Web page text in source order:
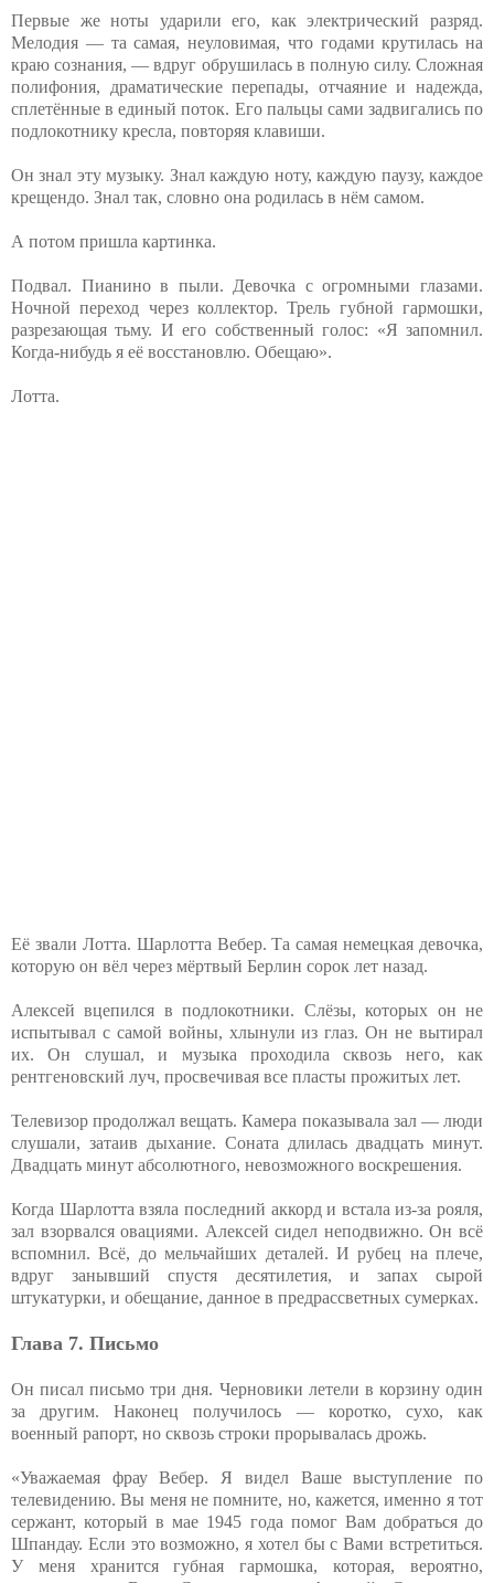
Первые же ноты ударили его, как электрический разряд.
Мелодия — та самая, неуловимая, что годами крутилась на
краю сознания, — вдруг обрушилась в полную силу. Сложная
полифония, драматические перепады, отчаяние и надежда,
сплетённые в единый поток. Его пальцы сами задвигались по
подлокотнику кресла, повторяя клавиши.
Он знал эту музыку. Знал каждую ноту, каждую паузу, каждое
крещендо. Знал так, словно она родилась в нём самом.
А потом пришла картинка.
Подвал. Пианино в пыли. Девочка с огромными глазами.
Ночной переход через коллектор. Трель губной гармошки,
разрезающая тьму. И его собственный голос: «Я запомнил.
Когда-нибудь я её восстановлю. Обещаю».
Лотта.
Её звали Лотта. Шарлотта Вебер. Та самая немецкая девочка,
которую он вёл через мёртвый Берлин сорок лет назад.
Алексей вцепился в подлокотники. Слёзы, которых он не
испытывал с самой войны, хлынули из глаз. Он не вытирал
их. Он слушал, и музыка проходила сквозь него, как
рентгеновский луч, просвечивая все пласты прожитых лет.
Телевизор продолжал вещать. Камера показывала зал — люди
слушали, затаив дыхание. Соната длилась двадцать минут.
Двадцать минут абсолютного, невозможного воскрешения.
Когда Шарлотта взяла последний аккорд и встала из-за рояля,
зал взорвался овациями. Алексей сидел неподвижно. Он всё
вспомнил. Всё, до мельчайших деталей. И рубец на плече,
вдруг занывший спустя десятилетия, и запах сырой
штукатурки, и обещание, данное в предрассветных сумерках.
Глава 7. Письмо
Он писал письмо три дня. Черновики летели в корзину один
за другим. Наконец получилось — коротко, сухо, как
военный рапорт, но сквозь строки прорывалась дрожь.
«Уважаемая фрау Вебер. Я видел Ваше выступление по
телевидению. Вы меня не помните, но, кажется, именно я тот
сержант, который в мае 1945 года помог Вам добраться до
Шпандау. Если это возможно, я хотел бы с Вами встретиться.
У меня хранится губная гармошка, которая, вероятно,